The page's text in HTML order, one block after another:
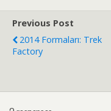
Previous Post
2014 Formaları: Trek
Factory